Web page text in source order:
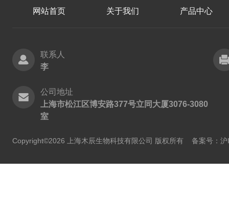
网站首页 关于我们 产品中心
联系人
李
公司地址
上海市松江区博安路377号立同大厦3076-3080
室
Copyright©2026 上海木辰生物科技有限公司 版权所有 备案号：